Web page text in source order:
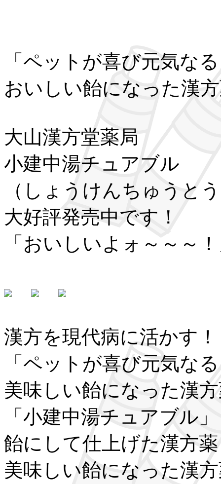
「ペットが喜び元気な
おいしい飴になった漢
大山漢方堂薬局
小建中湯チュアブル
（しょうけんちゅうと
大好評発売中です！
「おいしいよォ～～～
漢方を現代病に活かす
「ペットが喜び元気な
美味しい飴になった漢
「小建中湯チュアブル」
飴にして仕上げた漢方
美味しい飴になった漢